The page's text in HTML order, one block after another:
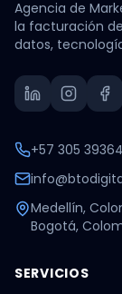
Agencia de
la facturación
datos,
+57 305
Medellín,
Bogotá,
SERVICIOS